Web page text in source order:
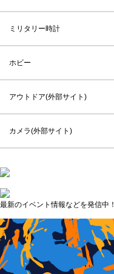
ミリタリー時計
ホビー
アウトドア(外部サイト)
カメラ(外部サイト)
最新のイベント情報などを発信中！